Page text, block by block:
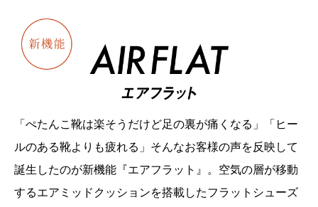
「ぺたんこ靴は楽そうだけど足の裏が痛くなる」「ヒー
ルのある靴よりも疲れる」そんなお客様の声を反映して
誕生したのが新機能『エアフラット』。空気の層が移動
するエアミッドクッションを搭載したフラットシューズ